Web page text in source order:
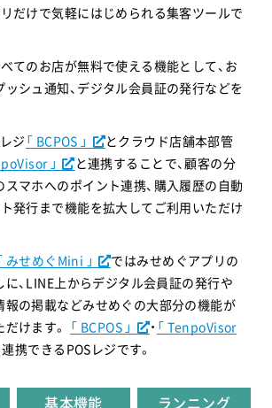
だけで気軽にはじめられる集客ツールで
てのお店が無料で使える機能として、お
シュ通知、デジタル会員証の発行などを
ジ 「 BCPOS 」
とクラウド店舗本部管
」 と連携することで、 顧客の分
マホへのポイント連携、購入履歴の自動
発行まで機能を拡大してご利用いただけ
みせめぐMini 」
ではみせめぐアプリの
に、LINE上からデジタル会員証の発行や
報の掲載などみせめぐの大部分の機能が
けます。
「 BCPOS 」 ・ 「 TenpoVisor
携できるPOSレジです。
基本機能 ランニング